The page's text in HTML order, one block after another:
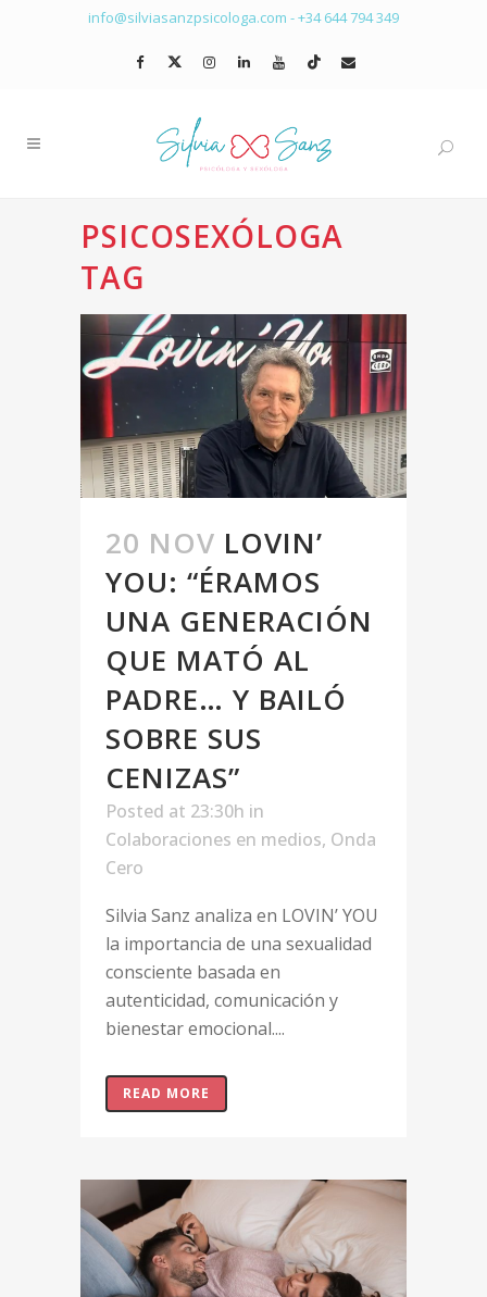
info@silviasanzpsicologa.com -+34 644 794 349
PSICOSEXÓLOGA
TAG
20 NOV LOVIN’
YOU: “ÉRAMOS
UNA GENERACIÓN
QUE MATÓ AL
PADRE… Y BAILÓ
SOBRE SUS
CENIZAS”
Posted at 23:30h in
Colaboraciones en medios, Onda
Cero
Silvia Sanz analiza en LOVIN’ YOU
la importancia de una sexualidad
consciente basada en
autenticidad, comunicación y
bienestar emocional....
READ MORE